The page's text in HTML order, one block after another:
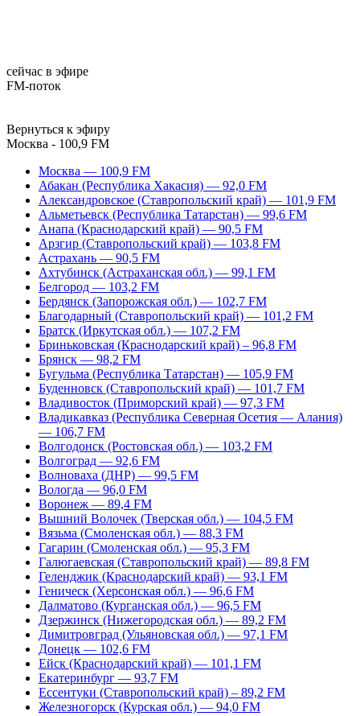
сейчас в эфире
FM-поток
Вернуться к эфиру
Москва - 100,9 FM
Москва — 100,9 FM
Абакан (Республика Хакасия) — 92,0 FM
Александровское (Ставропольский край) — 101,9 FM
Альметьевск (Республика Татарстан) — 99,6 FM
Анапа (Краснодарский край) — 90,5 FM
Арзгир (Ставропольский край) — 103,8 FM
Астрахань — 90,5 FM
Ахтубинск (Астраханская обл.) — 99,1 FM
Белгород — 103,2 FM
Бердянск (Запорожская обл.) — 102,7 FM
Благодарный (Ставропольский край) — 101,2 FM
Братск (Иркутская обл.) — 107,2 FM
Бриньковская (Краснодарский край) – 96,8 FM
Брянск — 98,2 FM
Бугульма (Республика Татарстан) — 105,9 FM
Буденновск (Ставропольский край) — 101,7 FM
Владивосток (Приморский край) — 97,3 FM
Владикавказ (Республика Северная Осетия — Алания)
— 106,7 FM
Волгодонск (Ростовская обл.) — 103,2 FM
Волгоград — 92,6 FM
Волноваха (ДНР) — 99,5 FM
Вологда — 96,0 FM
Воронеж — 89,4 FM
Вышний Волочек (Тверская обл.) — 104,5 FM
Вязьма (Смоленская обл.) — 88,3 FM
Гагарин (Смоленская обл.) — 95,3 FM
Галюгаевская (Ставропольский край) — 89,8 FM
Геленджик (Краснодарский край) — 93,1 FM
Геническ (Херсонская обл.) — 96,6 FM
Далматово (Курганская обл.) — 96,5 FM
Дзержинск (Нижегородская обл.) — 89,2 FM
Димитровград (Ульяновская обл.) — 97,1 FM
Донецк — 102,6 FM
Ейск (Краснодарский край) — 101,1 FM
Екатеринбург — 93,7 FM
Ессентуки (Ставропольский край) – 89,2 FM
Железногорск (Курская обл.) — 94,0 FM